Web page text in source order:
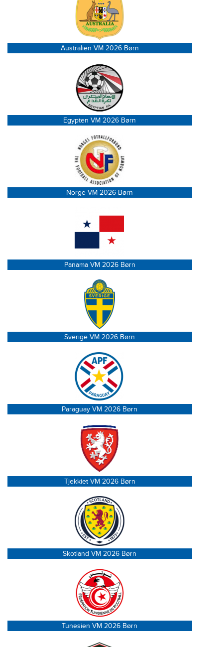
Australien VM 2026 Børn
Egypten VM 2026 Børn
Norge VM 2026 Børn
Panama VM 2026 Børn
Sverige VM 2026 Børn
Paraguay VM 2026 Børn
Tjekkiet VM 2026 Børn
Skotland VM 2026 Børn
Tunesien VM 2026 Børn